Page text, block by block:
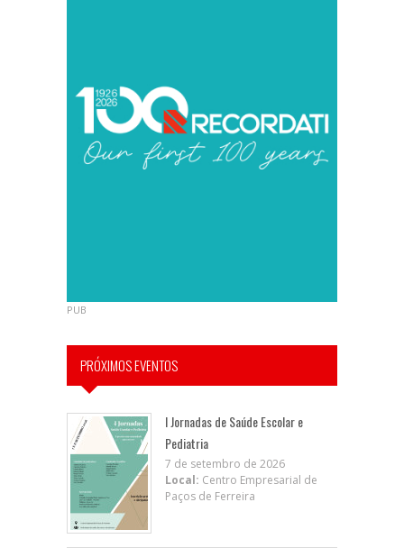
PUB
PRÓXIMOS EVENTOS
I Jornadas de Saúde Escolar e
Pediatria
7 de setembro de 2026
Local: Centro Empresarial de
Paços de Ferreira